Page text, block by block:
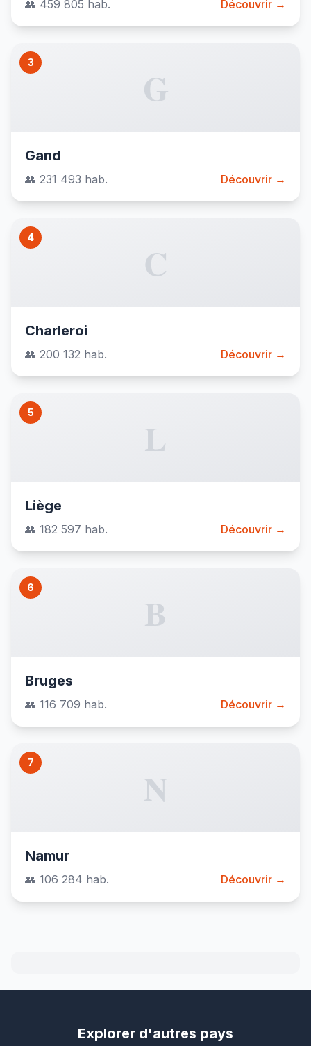
👥 459 805 hab. Découvrir →
3
G
Gand
👥 231 493 hab. Découvrir →
4
C
Charleroi
👥 200 132 hab. Découvrir →
5
L
Liège
👥 182 597 hab. Découvrir →
6
B
Bruges
👥 116 709 hab. Découvrir →
7
N
Namur
👥 106 284 hab. Découvrir →
Explorer d'autres pays